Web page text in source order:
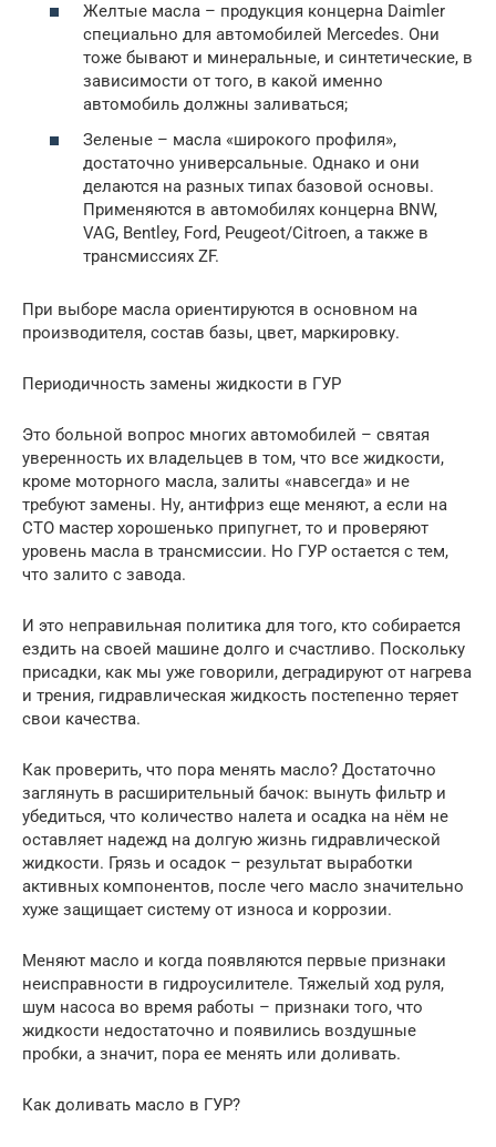
Желтые масла – продукция концерна Daimler
специально для автомобилей Mercedes. Они
тоже бывают и минеральные, и синтетические, в
зависимости от того, в какой именно
автомобиль должны заливаться;
Зеленые – масла «широкого профиля»,
достаточно универсальные. Однако и они
делаются на разных типах базовой основы.
Применяются в автомобилях концерна BNW,
VAG, Bentley, Ford, Peugeot/Citroen, а также в
трансмиссиях ZF.
При выборе масла ориентируются в основном на
производителя, состав базы, цвет, маркировку.
Периодичность замены жидкости в ГУР
Это больной вопрос многих автомобилей – святая
уверенность их владельцев в том, что все жидкости,
кроме моторного масла, залиты «навсегда» и не
требуют замены. Ну, антифриз еще меняют, а если на
СТО мастер хорошенько припугнет, то и проверяют
уровень масла в трансмиссии. Но ГУР остается с тем,
что залито с завода.
И это неправильная политика для того, кто собирается
ездить на своей машине долго и счастливо. Поскольку
присадки, как мы уже говорили, деградируют от нагрева
и трения, гидравлическая жидкость постепенно теряет
свои качества.
Как проверить, что пора менять масло? Достаточно
заглянуть в расширительный бачок: вынуть фильтр и
убедиться, что количество налета и осадка на нём не
оставляет надежд на долгую жизнь гидравлической
жидкости. Грязь и осадок – результат выработки
активных компонентов, после чего масло значительно
хуже защищает систему от износа и коррозии.
Меняют масло и когда появляются первые признаки
неисправности в гидроусилителе. Тяжелый ход руля,
шум насоса во время работы – признаки того, что
жидкости недостаточно и появились воздушные
пробки, а значит, пора ее менять или доливать.
Как доливать масло в ГУР?